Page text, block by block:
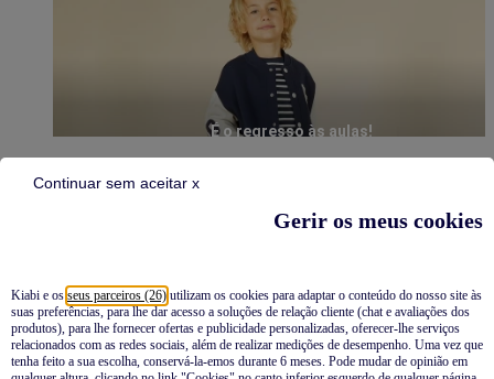
Gerir os meus cookies
Kiabi e os seus parceiros (26) utilizam os cookies para adaptar o conteúdo do nosso site às
suas preferências, para lhe dar acesso a soluções de relação cliente (chat e avaliações dos
produtos), para lhe fornecer ofertas e publicidade personalizadas, oferecer-lhe serviços
relacionados com as redes sociais, além de realizar medições de desempenho. Uma vez que
tenha feito a sua escolha, conservá-la-emos durante 6 meses. Pode mudar de opinião em
Continuar sem aceitar x
É o regresso às aulas!
Pijamas
Novidades